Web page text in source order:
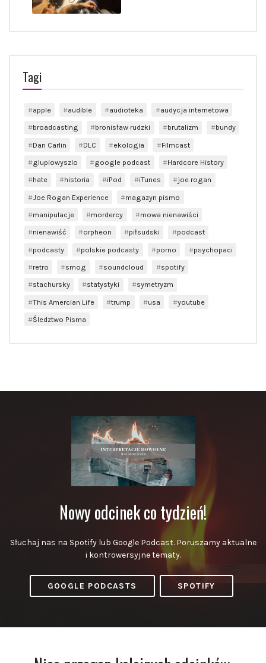
Tagi
apple audible audioteka
audycja internetowa
broadcasting
bronisław rudzki brutalizm
bundy
Dan Carlin
DLC ekologia
Filmcast
glupiowyszlo
google podcast
Hardcore History
hate
historia iPod iTunes
joe rogan
Joe Rogan Experience
magazyn pismo
manipulacje
mordercy
mowa nienawiści
nienawiść
orpheon piłsudski
podcast
podcasty
polskie podcasty porno
psychopaci
retro
smog soundcloud
spotify
stachursky
statystyki
symetryzm
This Amercian Life
trump usa
youtube
Śledztwo Pisma
Nowy odcinek co tydzień!
Słuchaj nas na Spotify lub Google Podcast. Poruszamy aktualne
i kontrowersyjne tematy.
GOOGLE PODCASTS SPOTIFY